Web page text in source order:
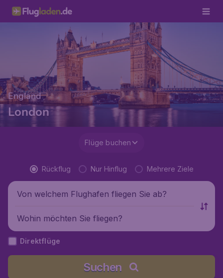
England
London
Flüge buchen
Rückflug Nur Hinflug Mehrere Ziele
Von welchem Flughafen fliegen Sie ab?
Wohin möchten Sie fliegen?
Direktflüge
Suchen